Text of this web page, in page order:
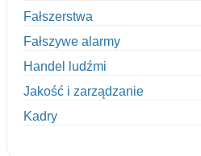
Fałszerstwa
Fałszywe alarmy
Handel ludźmi
Jakość i zarządzanie
Kadry